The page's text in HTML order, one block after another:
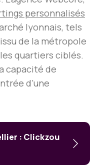
personnalisés
lyonnais, tels
de la métropole
quartiers ciblés.
capacité de
d’une
: Clickzou